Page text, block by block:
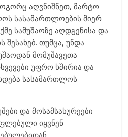
აღვნიშნეთ, მარტო
სასამართლოების მიერ
სამუშაოზე აღდგენისა და
შესახებ. თუმცა, უნდა
მომუშავეთა
უფრო ხშირია და
სასამართლოს
და მოსამსახურეები
იყვნენ